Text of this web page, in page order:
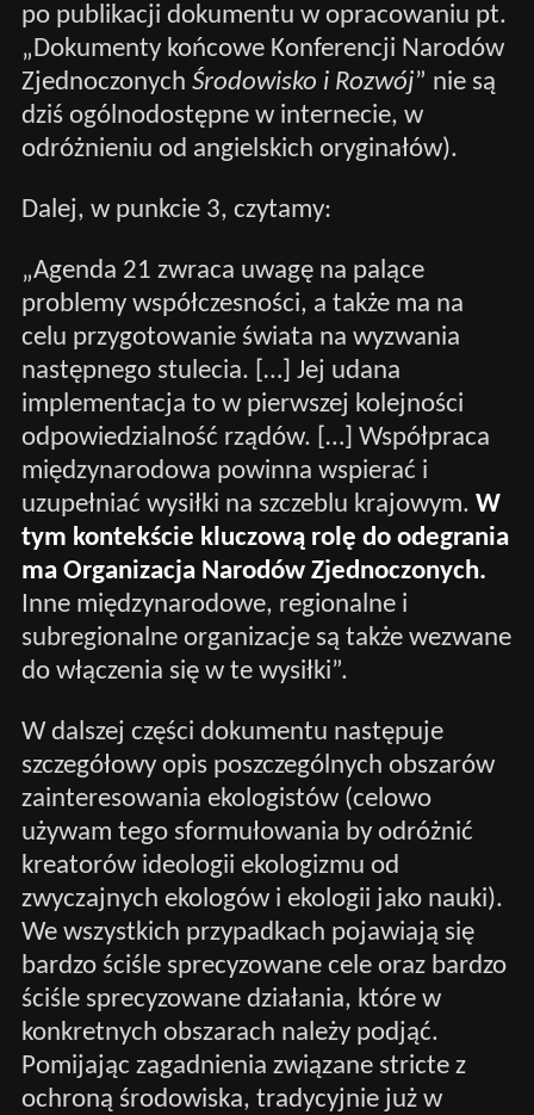
po publikacji dokumentu w opracowaniu pt.
„Dokumenty końcowe Konferencji Narodów
Zjednoczonych Środowisko i Rozwój” nie są
dziś ogólnodostępne w internecie, w
odróżnieniu od angielskich oryginałów).
Dalej, w punkcie 3, czytamy:
„Agenda 21 zwraca uwagę na palące
problemy współczesności, a także ma na
celu przygotowanie świata na wyzwania
następnego stulecia. […] Jej udana
implementacja to w pierwszej kolejności
odpowiedzialność rządów. […] Współpraca
międzynarodowa powinna wspierać i
uzupełniać wysiłki na szczeblu krajowym. W
tym kontekście kluczową rolę do odegrania
ma Organizacja Narodów Zjednoczonych.
Inne międzynarodowe, regionalne i
subregionalne organizacje są także wezwane
do włączenia się w te wysiłki”.
W dalszej części dokumentu następuje
szczegółowy opis poszczególnych obszarów
zainteresowania ekologistów (celowo
używam tego sformułowania by odróżnić
kreatorów ideologii ekologizmu od
zwyczajnych ekologów i ekologii jako nauki).
We wszystkich przypadkach pojawiają się
bardzo ściśle sprecyzowane cele oraz bardzo
ściśle sprecyzowane działania, które w
konkretnych obszarach należy podjąć.
Pomijając zagadnienia związane stricte z
ochroną środowiska, tradycyjnie już w